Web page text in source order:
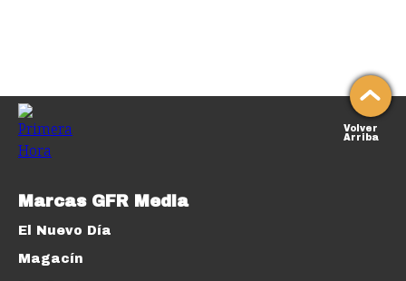
Volver
Arriba
Marcas GFR Media
El Nuevo Día
Magacín